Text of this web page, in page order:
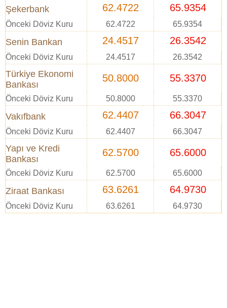
Şekerbank 62.4722 65.9354
Önceki Döviz Kuru 62.4722 65.9354
Senin Bankan 24.4517 26.3542
Önceki Döviz Kuru 24.4517 26.3542
Türkiye Ekonomi
Bankası
50.8000 55.3370
Önceki Döviz Kuru 50.8000 55.3370
Vakıfbank 62.4407 66.3047
Önceki Döviz Kuru 62.4407 66.3047
Yapı ve Kredi
Bankası
62.5700 65.6000
Önceki Döviz Kuru 62.5700 65.6000
Ziraat Bankası 63.6261 64.9730
Önceki Döviz Kuru 63.6261 64.9730